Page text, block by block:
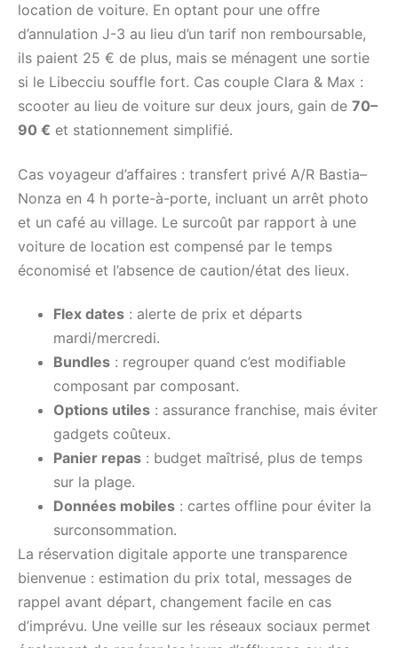
location de voiture. En optant pour une offre
d’annulation J-3 au lieu d’un tarif non remboursable,
ils paient 25 € de plus, mais se ménagent une sortie
si le Libecciu souffle fort. Cas couple Clara & Max :
scooter au lieu de voiture sur deux jours, gain de 70–
90 € et stationnement simplifié.
Cas voyageur d’affaires : transfert privé A/R Bastia–
Nonza en 4 h porte-à-porte, incluant un arrêt photo
et un café au village. Le surcoût par rapport à une
voiture de location est compensé par le temps
économisé et l’absence de caution/état des lieux.
Flex dates : alerte de prix et départs
mardi/mercredi.
Bundles : regrouper quand c’est modifiable
composant par composant.
Options utiles : assurance franchise, mais éviter
gadgets coûteux.
Panier repas : budget maîtrisé, plus de temps
sur la plage.
Données mobiles : cartes offline pour éviter la
surconsommation.
La réservation digitale apporte une transparence
bienvenue : estimation du prix total, messages de
rappel avant départ, changement facile en cas
d’imprévu. Une veille sur les réseaux sociaux permet